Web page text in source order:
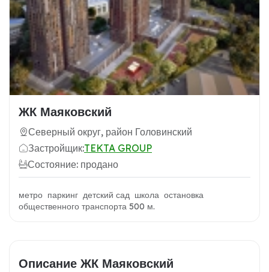
ЖК Маяковский
Северный округ, район Головинский
Застройщик:TEKTA GROUP
Состояние: продано
метро паркинг детский сад школа остановка
общественного транспорта 500 м.
Описание ЖК Маяковский